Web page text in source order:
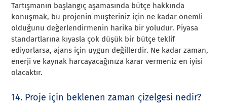
Tartışmanın başlangıç aşamasında bütçe hakkında
konuşmak, bu projenin müşteriniz için ne kadar önemli
olduğunu değerlendirmenin harika bir yoludur. Piyasa
standartlarına kıyasla çok düşük bir bütçe teklif
ediyorlarsa, ajans için uygun değillerdir. Ne kadar zaman,
enerji ve kaynak harcayacağınıza karar vermeniz en iyisi
olacaktır.
14. Proje için beklenen zaman çizelgesi nedir?